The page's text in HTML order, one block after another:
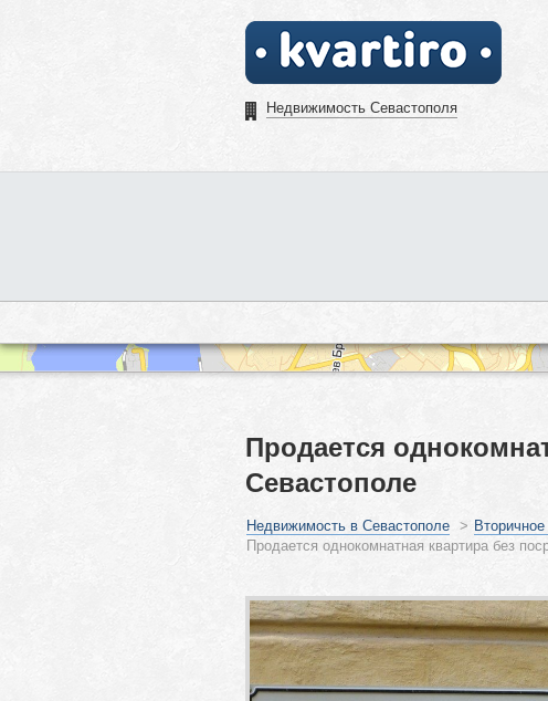
Недвижимость Севастополя
Продается
Севастополе
Недвижимость в Севастополе >
Продается однокомнатная квартира без